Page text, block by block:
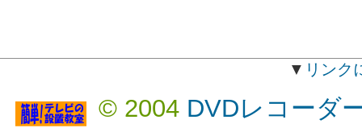
▼ リンク
© 2004 DVDレコーダ